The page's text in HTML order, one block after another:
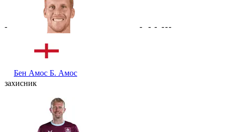
-
Бен Амос Б. Амос
- - - ---
захисник